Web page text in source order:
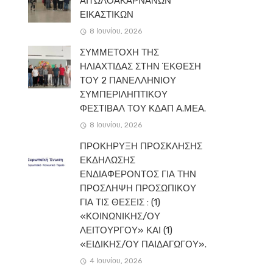
ΕΙΚΑΣΤΙΚΩΝ
8 Ιουνίου, 2026
ΣΥΜΜΕΤΟΧΗ ΤΗΣ
ΗΛΙΑΧΤΙΔΑΣ ΣΤΗΝ ΈΚΘΕΣΗ
ΤΟΥ 2 ΠΑΝΕΛΛΗΝΙΟΥ
ΣΥΜΠΕΡΙΛΗΠΤΙΚΟΥ
ΦΕΣΤΙΒΑΛ ΤΟΥ ΚΔΑΠ Α.ΜΕΑ.
8 Ιουνίου, 2026
ΠΡΟΚΗΡΥΞΗ ΠΡΟΣΚΛΗΣΗΣ
ΕΚΔΗΛΩΣΗΣ
ΕΝΔΙΑΦΕΡΟΝΤΟΣ ΓΙΑ ΤΗΝ
ΠΡΟΣΛΗΨΗ ΠΡΟΣΩΠΙΚΟΥ
ΓΙΑ ΤΙΣ ΘΕΣΕΙΣ : (1)
«ΚΟΙΝΩΝΙΚΗΣ/ΟΥ
ΛΕΙΤΟΥΡΓΟΥ» ΚΑΙ (1)
«ΕΙΔΙΚΗΣ/ΟΥ ΠΑΙΔΑΓΩΓΟΥ».
4 Ιουνίου, 2026